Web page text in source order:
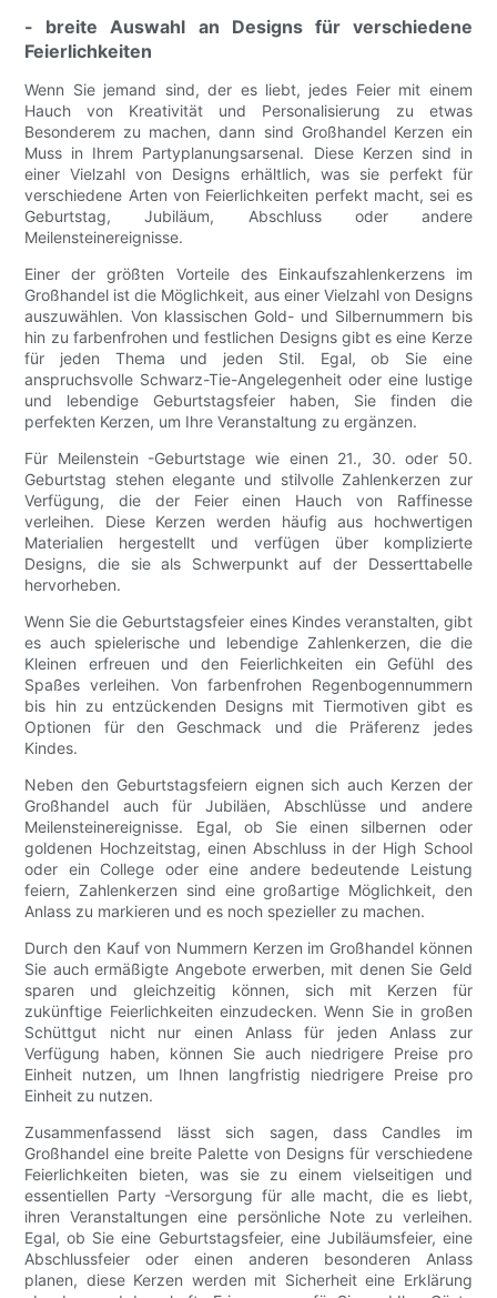
- breite Auswahl an Designs für verschiedene
Feierlichkeiten
Wenn Sie jemand sind, der es liebt, jedes Feier mit einem
Hauch von Kreativität und Personalisierung zu etwas
Besonderem zu machen, dann sind Großhandel Kerzen ein
Muss in Ihrem Partyplanungsarsenal. Diese Kerzen sind in
einer Vielzahl von Designs erhältlich, was sie perfekt für
verschiedene Arten von Feierlichkeiten perfekt macht, sei es
Geburtstag, Jubiläum, Abschluss oder andere
Meilensteinereignisse.
Einer der größten Vorteile des Einkaufszahlenkerzens im
Großhandel ist die Möglichkeit, aus einer Vielzahl von Designs
auszuwählen. Von klassischen Gold- und Silbernummern bis
hin zu farbenfrohen und festlichen Designs gibt es eine Kerze
für jeden Thema und jeden Stil. Egal, ob Sie eine
anspruchsvolle Schwarz-Tie-Angelegenheit oder eine lustige
und lebendige Geburtstagsfeier haben, Sie finden die
perfekten Kerzen, um Ihre Veranstaltung zu ergänzen.
Für Meilenstein -Geburtstage wie einen 21., 30. oder 50.
Geburtstag stehen elegante und stilvolle Zahlenkerzen zur
Verfügung, die der Feier einen Hauch von Raffinesse
verleihen. Diese Kerzen werden häufig aus hochwertigen
Materialien hergestellt und verfügen über komplizierte
Designs, die sie als Schwerpunkt auf der Desserttabelle
hervorheben.
Wenn Sie die Geburtstagsfeier eines Kindes veranstalten, gibt
es auch spielerische und lebendige Zahlenkerzen, die die
Kleinen erfreuen und den Feierlichkeiten ein Gefühl des
Spaßes verleihen. Von farbenfrohen Regenbogennummern
bis hin zu entzückenden Designs mit Tiermotiven gibt es
Optionen für den Geschmack und die Präferenz jedes
Kindes.
Neben den Geburtstagsfeiern eignen sich auch Kerzen der
Großhandel auch für Jubiläen, Abschlüsse und andere
Meilensteinereignisse. Egal, ob Sie einen silbernen oder
goldenen Hochzeitstag, einen Abschluss in der High School
oder ein College oder eine andere bedeutende Leistung
feiern, Zahlenkerzen sind eine großartige Möglichkeit, den
Anlass zu markieren und es noch spezieller zu machen.
Durch den Kauf von Nummern Kerzen im Großhandel können
Sie auch ermäßigte Angebote erwerben, mit denen Sie Geld
sparen und gleichzeitig können, sich mit Kerzen für
zukünftige Feierlichkeiten einzudecken. Wenn Sie in großen
Schüttgut nicht nur einen Anlass für jeden Anlass zur
Verfügung haben, können Sie auch niedrigere Preise pro
Einheit nutzen, um Ihnen langfristig niedrigere Preise pro
Einheit zu nutzen.
Zusammenfassend lässt sich sagen, dass Candles im
Großhandel eine breite Palette von Designs für verschiedene
Feierlichkeiten bieten, was sie zu einem vielseitigen und
essentiellen Party -Versorgung für alle macht, die es liebt,
ihren Veranstaltungen eine persönliche Note zu verleihen.
Egal, ob Sie eine Geburtstagsfeier, eine Jubiläumsfeier, eine
Abschlussfeier oder einen anderen besonderen Anlass
planen, diese Kerzen werden mit Sicherheit eine Erklärung